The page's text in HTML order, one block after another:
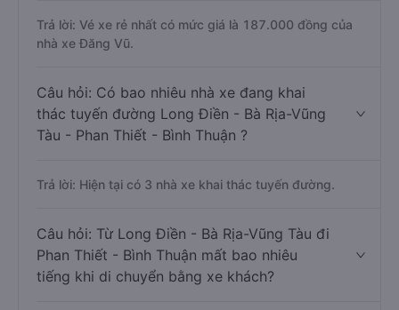
Trả lời: Vé xe rẻ nhất có mức giá là 187.000 đồng của
nhà xe Đăng Vũ.
Câu hỏi: Có bao nhiêu nhà xe đang khai
thác tuyến đường Long Điền - Bà Rịa-Vũng
Tàu - Phan Thiết - Bình Thuận ?
Trả lời: Hiện tại có 3 nhà xe khai thác tuyến đường.
Câu hỏi: Từ Long Điền - Bà Rịa-Vũng Tàu đi
Phan Thiết - Bình Thuận mất bao nhiêu
tiếng khi di chuyển bằng xe khách?